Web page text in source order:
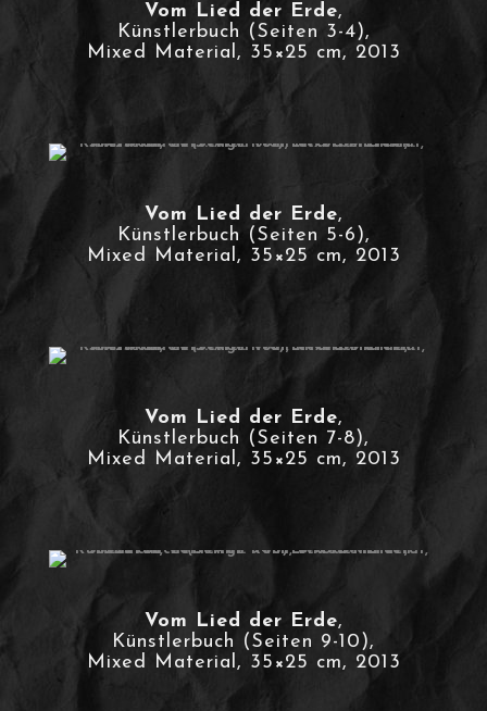
Vom Lied der Erde,
Künstlerbuch (Seiten 3-4),
Mixed Material, 35×25 cm, 2013
Vom Lied der Erde,
Künstlerbuch (Seiten 5-6),
Mixed Material, 35×25 cm, 2013
Vom Lied der Erde,
Künstlerbuch (Seiten 7-8),
Mixed Material, 35×25 cm, 2013
Vom Lied der Erde,
Künstlerbuch (Seiten 9-10),
Mixed Material, 35×25 cm, 2013